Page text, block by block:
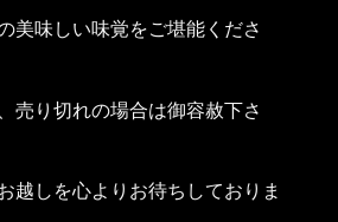
美味しい味覚をご堪能くださ
売り切れの場合は御容赦下さ
越しを心よりお待ちしておりま